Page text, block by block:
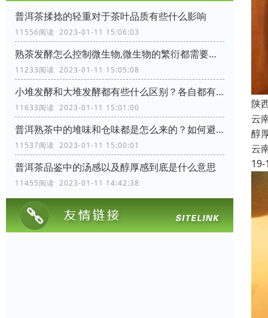
普洱茶揉捻的轻重对于茶叶品质有些什么影响
11556阅读 2023-01-11 15:06:03
熟茶发酵怎么控制微生物,微生物的繁衍都需要些什么条件
11233阅读 2023-01-11 15:05:08
小堆发酵和大堆发酵都有些什么区别？各自都有些什么优缺点
11633阅读 2023-01-11 15:01:00
普洱熟茶中的堆味和仓味都是怎么来的？如何避免？
11537阅读 2023-01-11 15:00:01
普洱茶品鉴中的汤感以及醇厚感到底是什么意思
11455阅读 2023-01-11 14:42:38
陕
云
醇
云
19-